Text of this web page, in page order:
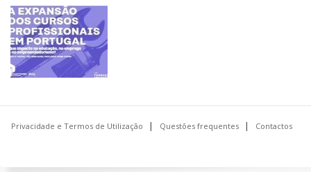
Privacidade e Termos de Utilização Questões frequentes Contactos